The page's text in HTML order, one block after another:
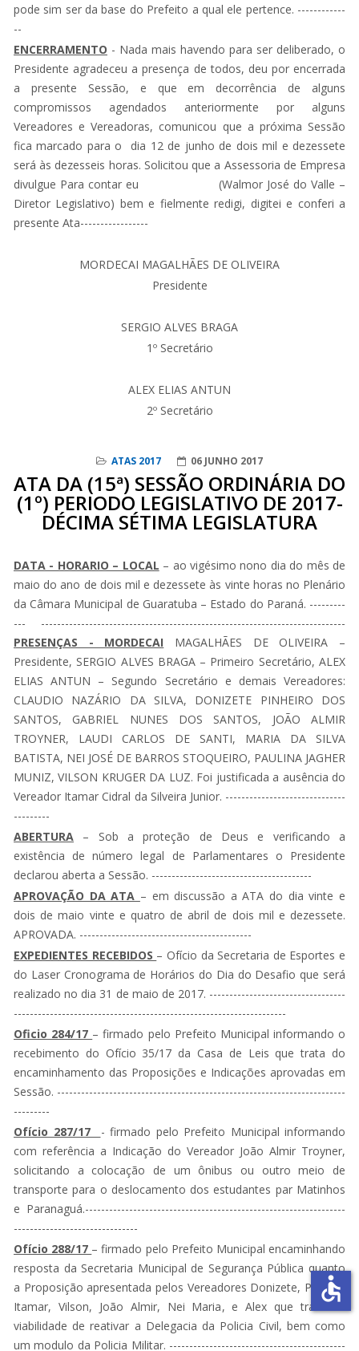
pode sim ser da base do Prefeito a qual ele pertence. ------------
--
ENCERRAMENTO - Nada mais havendo para ser deliberado, o
Presidente agradeceu a presença de todos, deu por encerrada
a presente Sessão, e que em decorrência de alguns
compromissos agendados anteriormente por alguns
Vereadores e Vereadoras, comunicou que a próxima Sessão
fica marcado para o dia 12 de junho de dois mil e dezessete
será às dezesseis horas. Solicitou que a Assessoria de Empresa
divulgue Para contar eu (Walmor José do Valle –
Diretor Legislativo) bem e fielmente redigi, digitei e conferi a
presente Ata-----------------
MORDECAI MAGALHÃES DE OLIVEIRA
Presidente
SERGIO ALVES BRAGA
1º Secretário
ALEX ELIAS ANTUN
2º Secretário
ATAS 2017 06 JUNHO 2017
ATA DA (15ª) SESSÃO ORDINÁRIA DO
(1º) PERIODO LEGISLATIVO DE 2017-
DÉCIMA SÉTIMA LEGISLATURA
DATA - HORARIO – LOCAL – ao vigésimo nono dia do mês de
maio do ano de dois mil e dezessete às vinte horas no Plenário
da Câmara Municipal de Guaratuba – Estado do Paraná. ---------
--- ----------------------------------------------------------------------------
PRESENÇAS - MORDECAI MAGALHÃES DE OLIVEIRA –
Presidente, SERGIO ALVES BRAGA – Primeiro Secretário, ALEX
ELIAS ANTUN – Segundo Secretário e demais Vereadores:
CLAUDIO NAZÁRIO DA SILVA, DONIZETE PINHEIRO DOS
SANTOS, GABRIEL NUNES DOS SANTOS, JOÃO ALMIR
TROYNER, LAUDI CARLOS DE SANTI, MARIA DA SILVA
BATISTA, NEI JOSÉ DE BARROS STOQUEIRO, PAULINA JAGHER
MUNIZ, VILSON KRUGER DA LUZ. Foi justificada a ausência do
Vereador Itamar Cidral da Silveira Junior. ------------------------------
---------
ABERTURA – Sob a proteção de Deus e verificando a
existência de número legal de Parlamentares o Presidente
declarou aberta a Sessão. ----------------------------------------
APROVAÇÃO DA ATA – em discussão a ATA do dia vinte e
dois de maio vinte e quatro de abril de dois mil e dezessete.
APROVADA. -------------------------------------------
EXPEDIENTES RECEBIDOS – Ofício da Secretaria de Esportes e
do Laser Cronograma de Horários do Dia do Desafio que será
realizado no dia 31 de maio de 2017. ----------------------------------
--------------------------------------------------------------------
Oficio 284/17 – firmado pelo Prefeito Municipal informando o
recebimento do Ofício 35/17 da Casa de Leis que trata do
encaminhamento das Proposições e Indicações aprovadas em
Sessão. ------------------------------------------------------------------------
---------
Ofício 287/17 - firmado pelo Prefeito Municipal informando
com referência a Indicação do Vereador João Almir Troyner,
solicitando a colocação de um ônibus ou outro meio de
transporte para o deslocamento dos estudantes par Matinhos
e Paranaguá.-----------------------------------------------------------------
-------------------------------
Ofício 288/17 – firmado pelo Prefeito Municipal encaminhando
resposta da Secretaria Municipal de Segurança Pública quanto
a Proposição apresentada pelos Vereadores Donizete, Paulina,
Itamar, Vilson, João Almir, Nei Maria, e Alex que trata da
viabilidade de reativar a Delegacia da Policia Civil, bem como
um modulo da Policia Militar. --------------------------------------------
accessible